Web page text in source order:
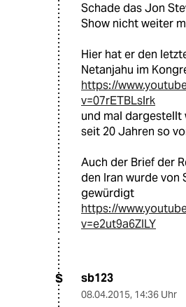
Schade das Jon
Show nicht weiter
Hier hat er den
Netanjahu im
https://
v=07rETBLslrk
und mal dargestellt
seit 20 Jahren so
Auch der Brief der
den Iran wurde von
gewürdigt
https://
v=e2ut9a6ZILY
S sb123
08.04.2015, 14:36 Uhr